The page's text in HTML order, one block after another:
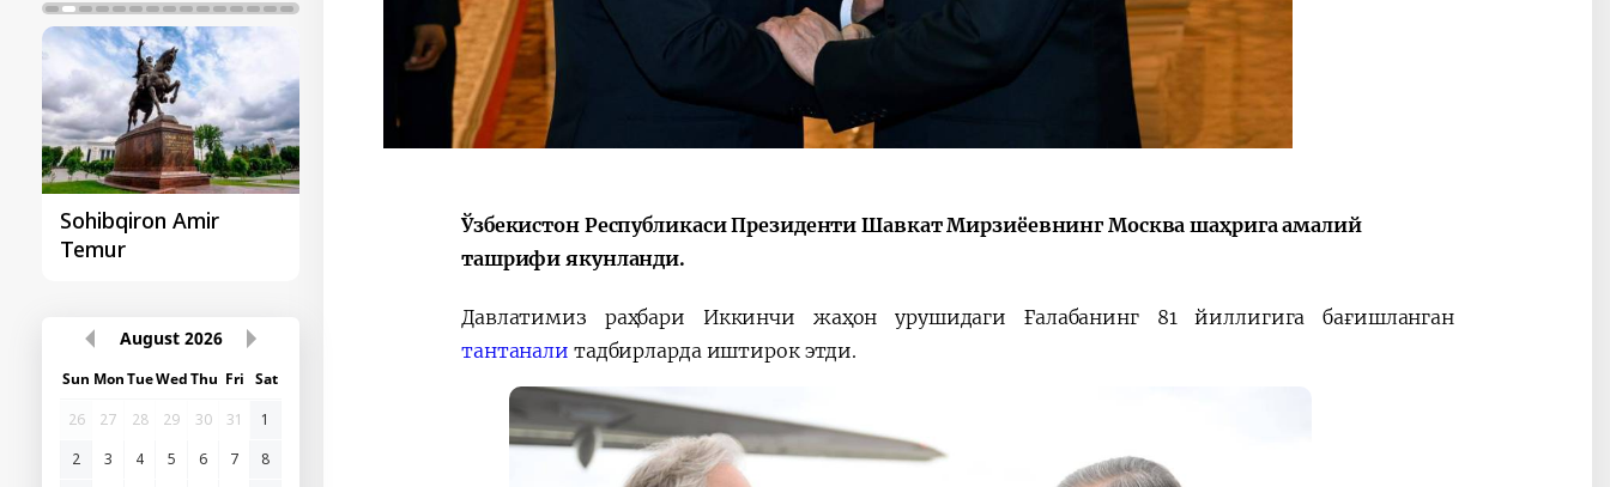
Sohibqiron Amir
Temur
O‘zbekiston va
Paragvay hamkorligi
Huquqiy targʻibot
O‘zbekiston va
Oʻzbekiston va
August 2026
Sun MonTueWedThu Fri Sat
26
27 28 29 30 31
1
2
3 4 5 6 7
8
Ўзбекистон Республикаси Президенти Шавкат Мирзиёевнинг Москва шаҳрига амалий
ташрифи якунланди.
Давлатимиз раҳбари Иккинчи жаҳон урушидаги Ғалабанинг 81 йиллигига бағишланган
тантанали тадбирларда иштирок этди.